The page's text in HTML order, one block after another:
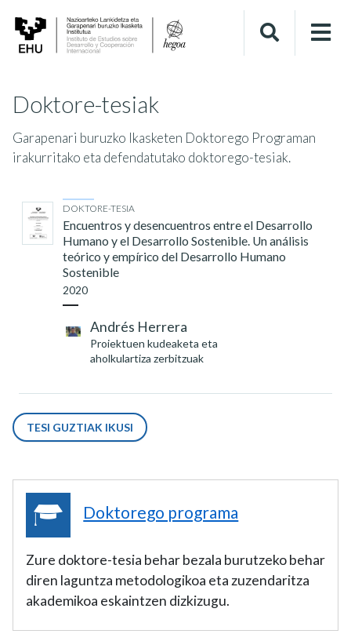
Doktore-tesiak
Garapenari buruzko Ikasketen Doktorego Programan
irakurritako eta defendatutako doktorego-tesiak.
DOKTORE-TESIA
Encuentros y desencuentros entre el Desarrollo
Humano y el Desarrollo Sostenible. Un análisis
teórico y empírico del Desarrollo Humano
Sostenible
2020
Andrés Herrera
Proiektuen kudeaketa eta
aholkulartiza zerbitzuak
TESI GUZTIAK IKUSI
Doktorego programa
Zure doktore-tesia behar bezala burutzeko behar
diren laguntza metodologikoa eta zuzendaritza
akademikoa eskaintzen dizkizugu.